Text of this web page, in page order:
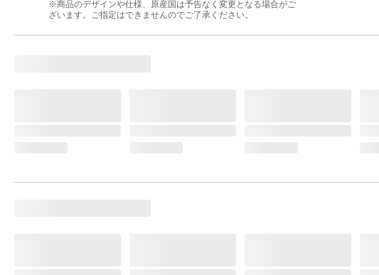
※商品のデザインや仕様、原産国は予告なく変更となる場合がご
ざいます。ご指定はできませんのでご了承ください。